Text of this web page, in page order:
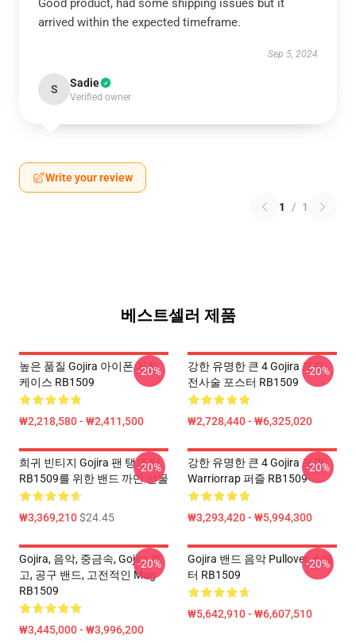
Good product, had some shipping issues but it
arrived within the expected timeframe.
Sep 5, 2024
S Sadie
Verified owner
Write your review
1 / 1
베스트셀러 제품
높은 품질 Gojira 아이폰 거친
케이스 RB1509
₩2,218,580 - ₩2,411,500
-20%
강한 유명한 큰 4 Gojira 포도
전사술 포스터 RB1509
₩2,728,440 - ₩6,325,020
-20%
희귀 빈티지 Gojira 팬 탱크 탑
RB1509를 위한 밴드 까만 선물
₩3,369,210$24.45
-20%
강한 유명한 큰 4 Gojira 포위
Warriorrap 퍼즐 RB1509
₩3,293,420 - ₩5,994,300
-20%
Gojira, 음악, 중금속, Gojira 로
고, 공구 밴드, 고전적인 Mug
RB1509
₩3,445,000 - ₩3,996,200
-20%
Gojira 밴드 음악 Pullover 스웨
터 RB1509
₩5,642,910 - ₩6,607,510
-20%